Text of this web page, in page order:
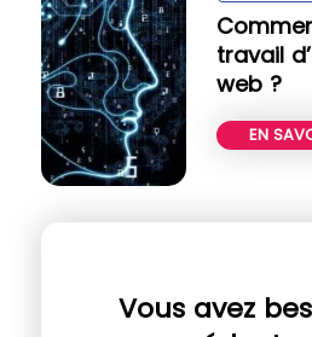
travail
web ?
EN
Vous avez